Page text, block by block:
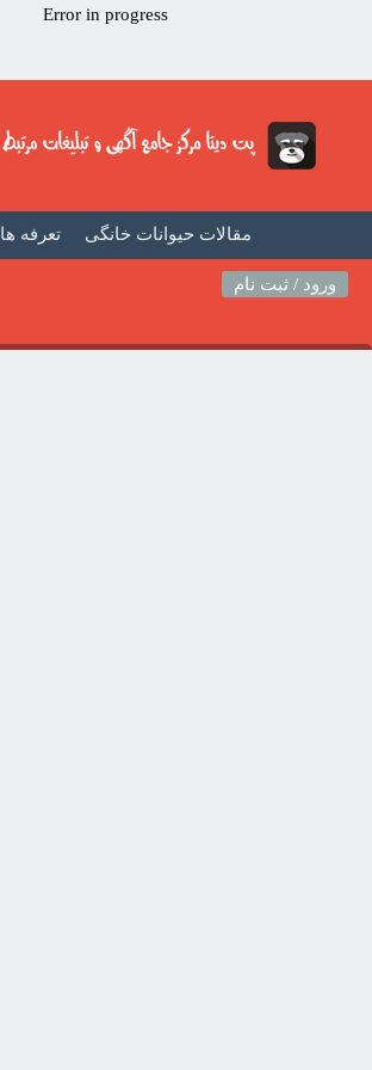
Error in progress
تعرفه ها مقالات حیوانات خانگی
صفحه اصلی
ورود / ثبت نام